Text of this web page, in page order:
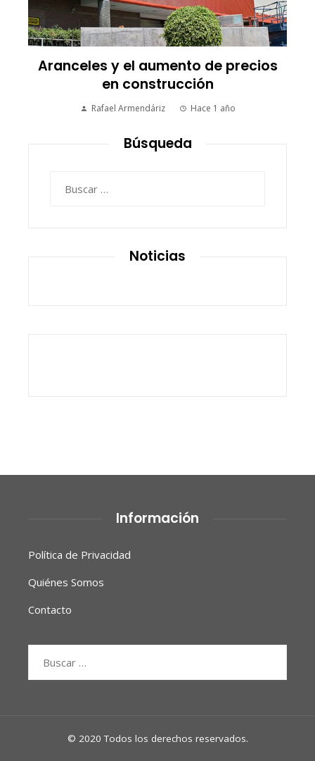
Aranceles y el aumento de precios
en construcción
Rafael Armendáriz Hace 1 año
Búsqueda
Noticias
Información
Política de Privacidad
Quiénes Somos
Contacto
© 2020 Todos los derechos reservados.